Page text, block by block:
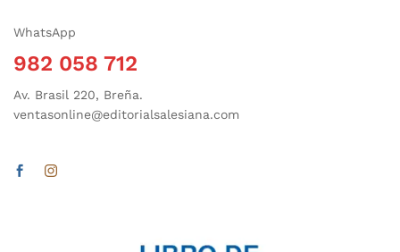
WhatsApp
982 058 712
Av. Brasil 220, Breña.
ventasonline@editorialsalesiana.com